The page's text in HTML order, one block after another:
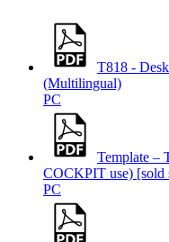
T818 -
(Multilingual)
PC
Template –
COCKPIT use) [sold
PC